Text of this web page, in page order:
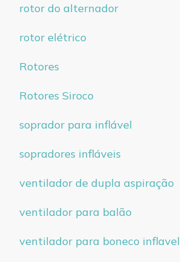
rotor do alternador
rotor elétrico
Rotores
Rotores Siroco
soprador para inflável
sopradores infláveis
ventilador de dupla aspiração
ventilador para balão
ventilador para boneco inflavel